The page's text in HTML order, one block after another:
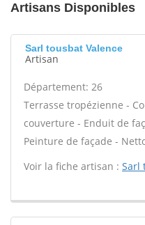
Artisans Disponibles
Sarl tousbat Valence
Artisan
Département: 26
Terrasse tropézienne -
couverture - Enduit de
Peinture de façade -
Voir la fiche artisan : Sarl